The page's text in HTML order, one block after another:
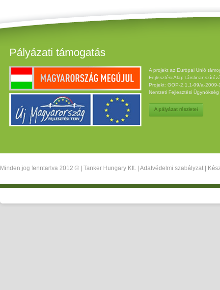
Pályázati támogatás
A projekt az Európai Unió
Fejlesztési Alap
Projekt: GOP-2.1.1-09/a-2009-
Nemzeti Fejlesztési Ügynökség
A pályázat részletei
Minden jog fenntartva 2012 © | Tanker Hungary Kft. Adatvédelmi szabályzat |